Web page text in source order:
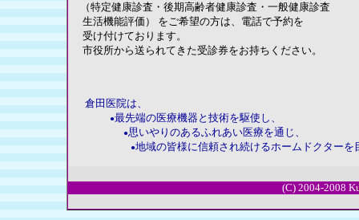
（特定健康診査・後期高齢者健康診査・一般健康診査
生活機能評価） をご希望の方は、電話で予約を
受け付けております。
市役所から送られてきた受診券をお持ちください。
倉田医院は、
●最先端の医療機器と技術を駆使し、
●思いやりのあるふれあい医療を通じ、
●地域の皆様に信頼され続けるホームドクターを
(C) 2004-2008